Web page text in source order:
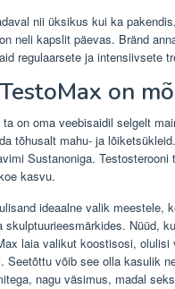
nii üksikus kui ka
neli kapslit päevas. Bränd
regulaarsete ja intensiivsete
on
on oma veebisaidil selgelt
tõhusalt mahu- ja
Sustanoniga.
kasvu.
ideaalne valik meestele,
skulptuurieesmärkides. Nüüd,
laia valikut koostisosi,
Seetõttu võib see olla kasulik
nagu väsimus, madal